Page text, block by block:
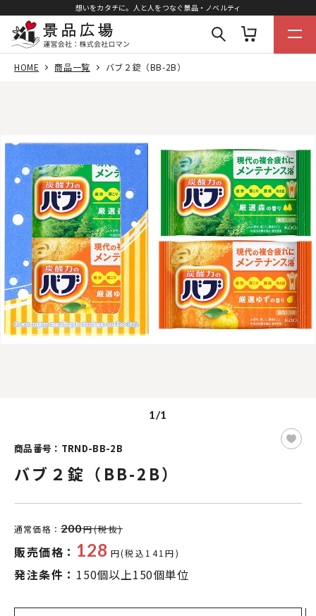
想いをカタチに。人と人をつなぐ景品・ノベルティ
HOME 商品一覧 バブ２錠（BB-2B）
1/1
商品番号：TRND-BB-2B
バブ２錠（BB-2B）
通常価格： 200円(税抜)
販売価格： 128 円(税込141円)
発注条件： 150個以上150個単位